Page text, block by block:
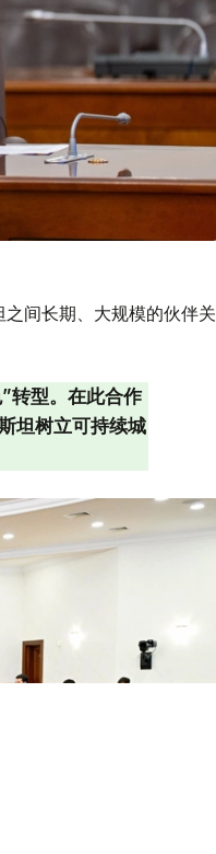
间长期、大规模的伙伴关
转型。在此合作
坦树立可持续城